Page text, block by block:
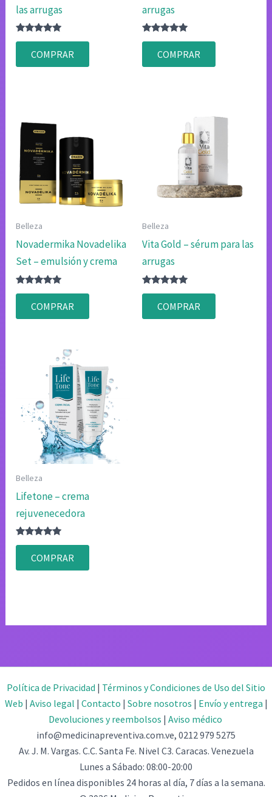
las arrugas
Valorado
4.83
de 5
COMPRAR
arrugas
Valorado
4.80
de 5
COMPRAR
Belleza
Novadermika Novadelika
Set – emulsión y crema
Valorado
4.80
de 5
COMPRAR
Belleza
Vita Gold – sérum para las
arrugas
Valorado
4.83
de 5
COMPRAR
Belleza
Lifetone – crema
rejuvenecedora
Valorado
4.83
de 5
COMPRAR
Política de Privacidad | Términos y Condiciones de Uso del Sitio
Web | Aviso legal | Contacto | Sobre nosotros | Envío y entrega |
Devoluciones y reembolsos | Aviso médico
info@medicinapreventiva.com.ve, 0212 979 5275
Av. J. M. Vargas. C.C. Santa Fe. Nivel C3. Caracas. Venezuela
Lunes a Sábado: 08:00-20:00
Pedidos en línea disponibles 24 horas al día, 7 días a la semana.